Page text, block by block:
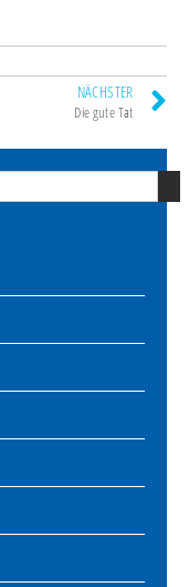
NÄCHSTER
Die gute Tat